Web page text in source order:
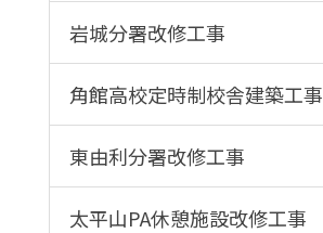
岩城分署改修工事
角館高校定時制校舎建築工事
東由利分署改修工事
太平山PA休憩施設改修工事